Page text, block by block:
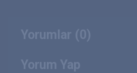
Yorumlar (0)
Yorum Yap